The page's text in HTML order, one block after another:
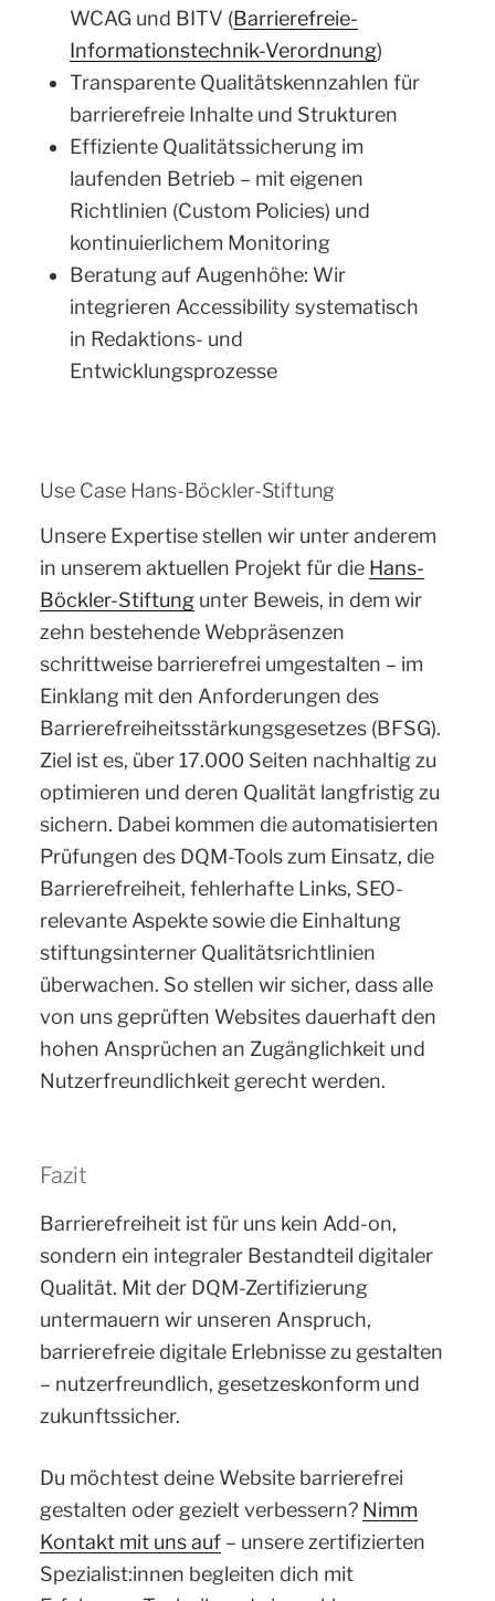
WCAG und BITV (Barrierefreie-
Informationstechnik-Verordnung)
Transparente Qualitätskennzahlen für
barrierefreie Inhalte und Strukturen
Effiziente Qualitätssicherung im
laufenden Betrieb – mit eigenen
Richtlinien (Custom Policies) und
kontinuierlichem Monitoring
Beratung auf Augenhöhe: Wir
integrieren Accessibility systematisch
in Redaktions- und
Entwicklungsprozesse
Use Case Hans-Böckler-Stiftung
Unsere Expertise stellen wir unter anderem
in unserem aktuellen Projekt für die Hans-
Böckler-Stiftung unter Beweis, in dem wir
zehn bestehende Webpräsenzen
schrittweise barrierefrei umgestalten – im
Einklang mit den Anforderungen des
Barrierefreiheitsstärkungsgesetzes (BFSG).
Ziel ist es, über 17.000 Seiten nachhaltig zu
optimieren und deren Qualität langfristig zu
sichern. Dabei kommen die automatisierten
Prüfungen des DQM-Tools zum Einsatz, die
Barrierefreiheit, fehlerhafte Links, SEO-
relevante Aspekte sowie die Einhaltung
stiftungsinterner Qualitätsrichtlinien
überwachen. So stellen wir sicher, dass alle
von uns geprüften Websites dauerhaft den
hohen Ansprüchen an Zugänglichkeit und
Nutzerfreundlichkeit gerecht werden.
Fazit
Barrierefreiheit ist für uns kein Add-on,
sondern ein integraler Bestandteil digitaler
Qualität. Mit der DQM-Zertifizierung
untermauern wir unseren Anspruch,
barrierefreie digitale Erlebnisse zu gestalten
– nutzerfreundlich, gesetzeskonform und
zukunftssicher.
Du möchtest deine Website barrierefrei
gestalten oder gezielt verbessern? Nimm
Kontakt mit uns auf – unsere zertifizierten
Spezialist:innen begleiten dich mit